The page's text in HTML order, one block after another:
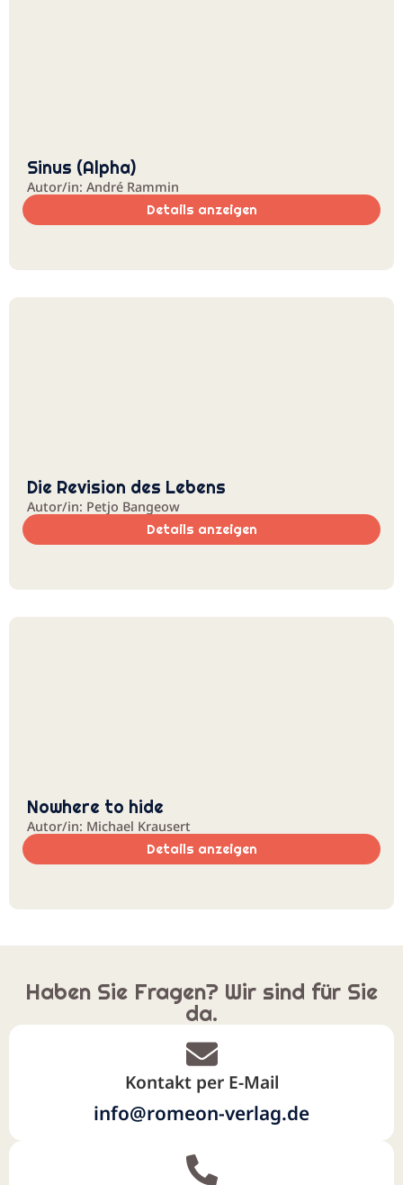
Sinus (Alpha)
Autor/in: André Rammin
Details anzeigen
Die Revision des Lebens
Autor/in: Petjo Bangeow
Details anzeigen
Nowhere to hide
Autor/in: Michael Krausert
Details anzeigen
Haben Sie Fragen? Wir sind für Sie
da.
Kontakt per E-Mail
info@romeon-verlag.de